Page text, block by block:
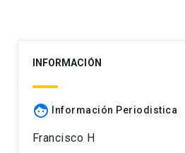
INFORMACIÓN
face Información Periodistica
Francisco H